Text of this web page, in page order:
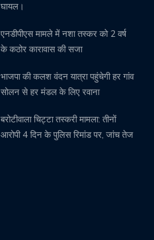
घायल।
एनडीपीएस मामले में नशा तस्कर को 2 वर्ष
के कठोर कारावास की सजा
भाजपा की कलश वंदन यात्रा पहुंचेगी हर गांव
सोलन से हर मंडल के लिए रवाना
बरोटीवाला चिट्टा तस्करी मामला: तीनों
आरोपी 4 दिन के पुलिस रिमांड पर, जांच तेज